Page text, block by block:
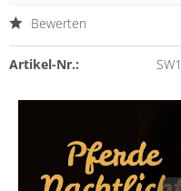
Bewerten
Artikel-Nr.: